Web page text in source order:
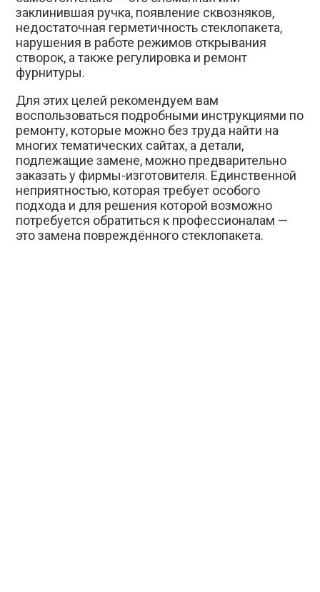
заклинившая ручка, появление сквозняков,
недостаточная герметичность стеклопакета,
нарушения в работе режимов открывания
створок, а также регулировка и ремонт
фурнитуры.
Для этих целей рекомендуем вам
воспользоваться подробными инструкциями по
ремонту, которые можно без труда найти на
многих тематических сайтах, а детали,
подлежащие замене, можно предварительно
заказать у фирмы-изготовителя. Единственной
неприятностью, которая требует особого
подхода и для решения которой возможно
потребуется обратиться к профессионалам —
это замена повреждённого стеклопакета.